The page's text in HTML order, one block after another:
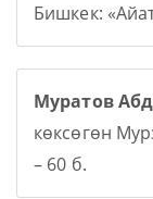
Бишкек:
Муратов
көксөгөн
– 60 б.